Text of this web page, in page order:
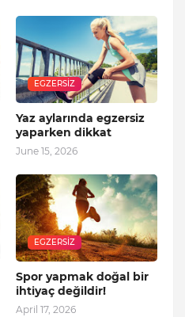
EGZERSIZ
Yaz aylarında egzersiz
yaparken dikkat
June 15, 2026
EGZERSIZ
Spor yapmak doğal bir
ihtiyaç değildir!
April 17, 2026